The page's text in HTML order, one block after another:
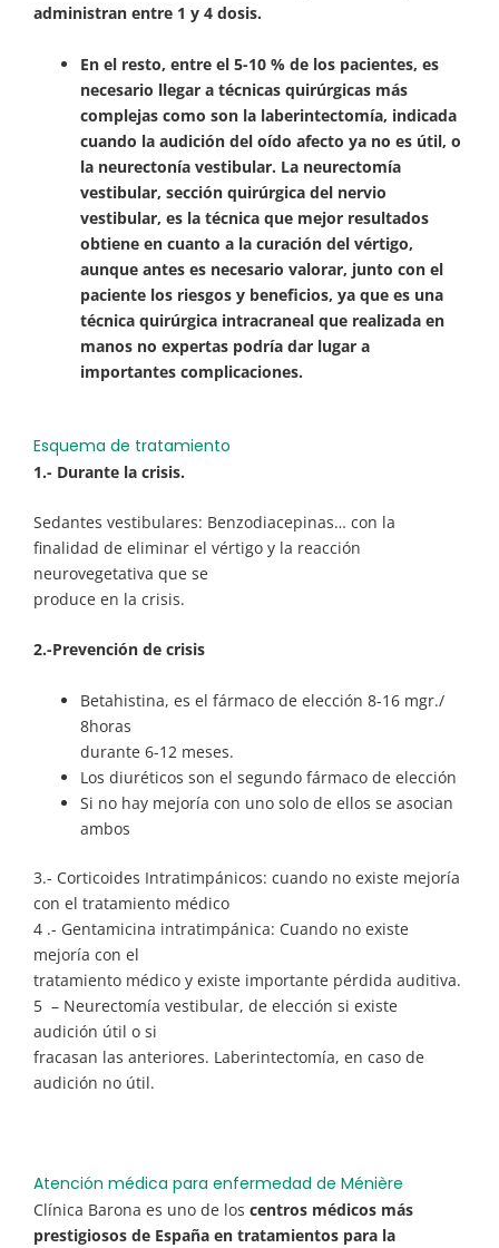
administran entre 1 y 4 dosis.
En el resto, entre el 5-10 % de los pacientes, es
necesario llegar a técnicas quirúrgicas más
complejas como son la laberintectomía, indicada
cuando la audición del oído afecto ya no es útil, o
la neurectonía vestibular. La neurectomía
vestibular, sección quirúrgica del nervio
vestibular, es la técnica que mejor resultados
obtiene en cuanto a la curación del vértigo,
aunque antes es necesario valorar, junto con el
paciente los riesgos y beneficios, ya que es una
técnica quirúrgica intracraneal que realizada en
manos no expertas podría dar lugar a
importantes complicaciones.
Esquema de tratamiento
1.- Durante la crisis.
Sedantes vestibulares: Benzodiacepinas… con la
finalidad de eliminar el vértigo y la reacción
neurovegetativa que se
produce en la crisis.
2.-Prevención de crisis
Betahistina, es el fármaco de elección 8-16 mgr./
8horas
durante 6-12 meses.
Los diuréticos son el segundo fármaco de elección
Si no hay mejoría con uno solo de ellos se asocian
ambos
3.- Corticoides Intratimpánicos: cuando no existe mejoría
con el tratamiento médico
4 .- Gentamicina intratimpánica: Cuando no existe
mejoría con el
tratamiento médico y existe importante pérdida auditiva.
5 – Neurectomía vestibular, de elección si existe
audición útil o si
fracasan las anteriores. Laberintectomía, en caso de
audición no útil.
Atención médica para enfermedad de Ménière
Clínica Barona es uno de los centros médicos más
prestigiosos de España en tratamientos para la